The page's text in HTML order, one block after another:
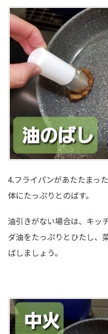
4.フライパンがあたたまっ
体にたっぷりとのばす。
油引きがない場合は、キッ
ダ油をたっぷりとひたし、
ばしましょう。